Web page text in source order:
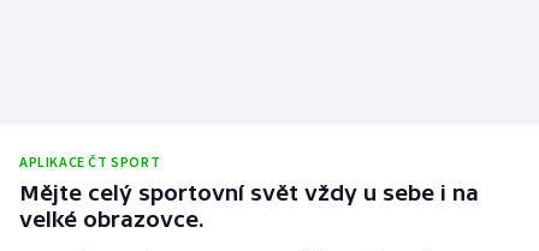
APLIKACE ČT SPORT
Mějte celý sportovní svět vždy u sebe i na
velké obrazovce.